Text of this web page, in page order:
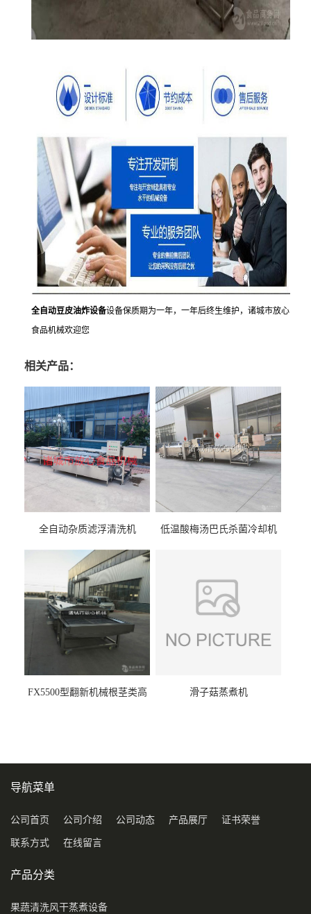
全自动豆皮油炸设备设备保质期为一年，一年后终生维护，诸城市放心
食品机械欢迎您
相关产品：
全自动杂质滤浮清洗机 低温酸梅汤巴氏杀菌冷却机
FX5500型翻新机械根茎类高
滑子菇蒸煮机
导航菜单
公司首页 公司介绍 公司动态 产品展厅 证书荣誉
联系方式 在线留言
产品分类
果蔬清洗风干蒸煮设备